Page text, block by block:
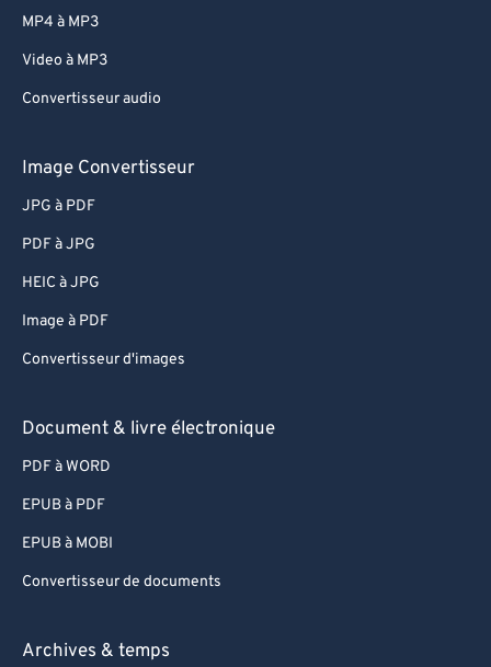
MP4 à MP3
Video à MP3
Convertisseur audio
Image Convertisseur
JPG à PDF
PDF à JPG
HEIC à JPG
Image à PDF
Convertisseur d'images
Document & livre électronique
PDF à WORD
EPUB à PDF
EPUB à MOBI
Convertisseur de documents
Archives & temps